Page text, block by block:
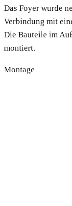
Das Foyer wurde
Verbindung mit
Die Bauteile im
montiert.
Montage